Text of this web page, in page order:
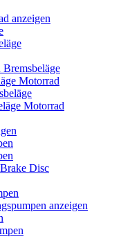
anzeigen
Motorrad
Motorrad
Disc
anzeigen